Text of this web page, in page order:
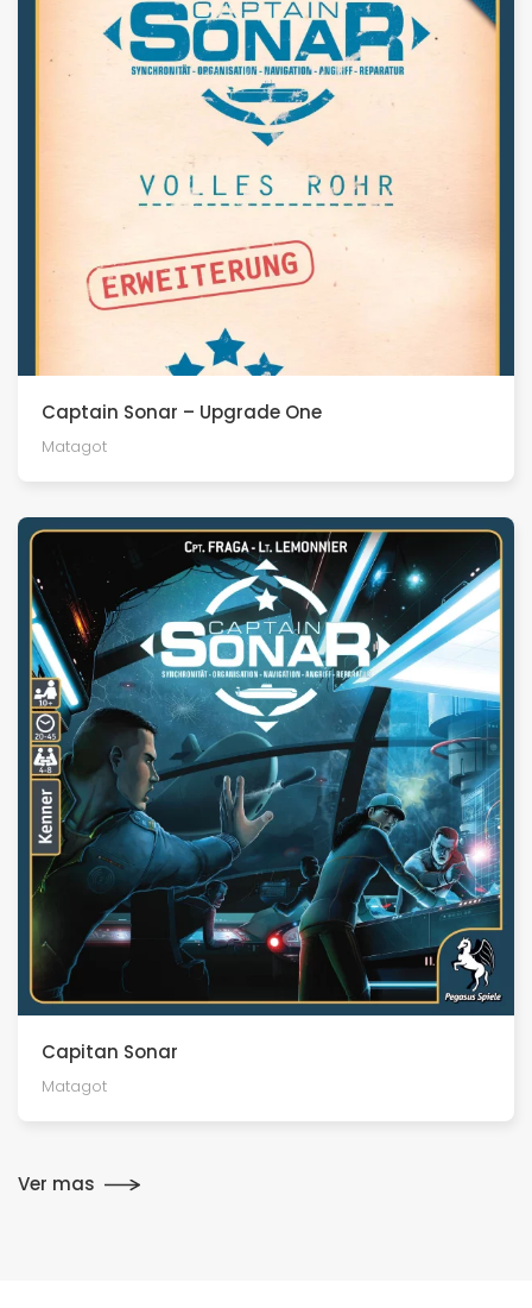
Captain Sonar – Upgrade One
Matagot
Capitan Sonar
Matagot
Ver mas